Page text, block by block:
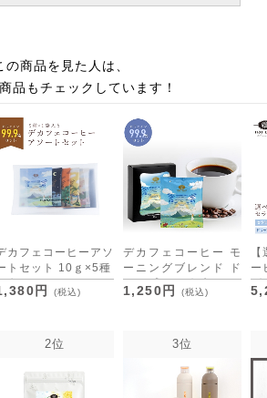
の商品を見た人は、
品もチェックしています！
カフェコーヒーアソ
トセット 10ｇ×5種
便 1/1]
円 (税込)
デカフェコーヒー モ
ーニングブレンド ド
リップバッグ5包
1,250円 (税込)
ー
グ
2位 3位